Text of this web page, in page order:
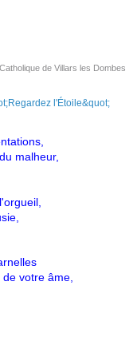
de Villars les Dombes
malheur,
votre âme,